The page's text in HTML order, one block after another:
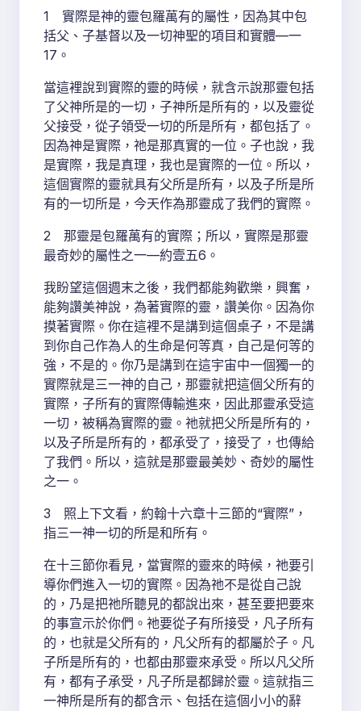
1 實際是神的靈包羅萬有的屬性，因為其中包
括父、子基督以及一切神聖的項目和實體—一
17。
當這裡說到實際的靈的時候，就含示說那靈包括
了父神所是的一切，子神所是所有的，以及靈從
父接受，從子領受一切的所是所有，都包括了。
因為神是實際，祂是那真實的一位。子也說，我
是實際，我是真理，我也是實際的一位。所以，
這個實際的靈就具有父所是所有，以及子所是所
有的一切所是，今天作為那靈成了我們的實際。
2 那靈是包羅萬有的實際；所以，實際是那靈
最奇妙的屬性之一—約壹五6。
我盼望這個週末之後，我們都能夠歡樂，興奮，
能夠讚美神說，為著實際的靈，讚美你。因為你
摸著實際。你在這裡不是講到這個桌子，不是講
到你自己作為人的生命是何等真，自己是何等的
強，不是的。你乃是講到在這宇宙中一個獨一的
實際就是三一神的自己，那靈就把這個父所有的
實際，子所有的實際傳輸進來，因此那靈承受這
一切，被稱為實際的靈。祂就把父所是所有的，
以及子所是所有的，都承受了，接受了，也傳給
了我們。所以，這就是那靈最美妙、奇妙的屬性
之一。
3 照上下文看，約翰十六章十三節的“實際”，
指三一神一切的所是和所有。
在十三節你看見，當實際的靈來的時候，祂要引
導你們進入一切的實際。因為祂不是從自己說
的，乃是把祂所聽見的都說出來，甚至要把要來
的事宣示於你們。祂要從子有所接受，凡子所有
的，也就是父所有的，凡父所有的都屬於子。凡
子所是所有的，也都由那靈來承受。所以凡父所
有，都有子承受，凡子所是都歸於靈。這就指三
一神所是所有的都含示、包括在這個小小的辭